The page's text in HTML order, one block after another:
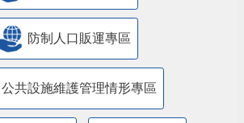
防制人口販運專區
​公共設施維護管理情形專區